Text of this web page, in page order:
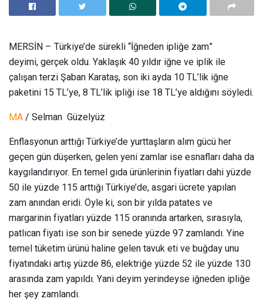
MERSİN – Türkiye’de sürekli “İğneden ipliğe zam”
deyimi, gerçek oldu. Yaklaşık 40 yıldır iğne ve iplik ile
çalışan terzi Şaban Karataş, son iki ayda 10 TL’lik iğne
paketini 15 TL’ye, 8 TL’lik ipliği ise 18 TL’ye aldığını söyledi.
MA/ Selman Güzelyüz
Enflasyonun arttığı Türkiye’de yurttaşların alım gücü her
geçen gün düşerken, gelen yeni zamlar ise esnafları daha da
kaygılandırıyor. En temel gıda ürünlerinin fiyatları dahi yüzde
50 ile yüzde 115 arttığı Türkiye’de, asgari ücrete yapılan
zam anından eridi. Öyle ki, son bir yılda patates ve
margarinin fiyatları yüzde 115 oranında artarken, sırasıyla,
patlıcan fiyatı ise son bir senede yüzde 97 zamlandı. Yine
temel tüketim ürünü haline gelen tavuk eti ve buğday unu
fiyatındaki artış yüzde 86, elektriğe yüzde 52 ile yüzde 130
arasında zam yapıldı. Yani deyim yerindeyse iğneden ipliğe
her şey zamlandı.